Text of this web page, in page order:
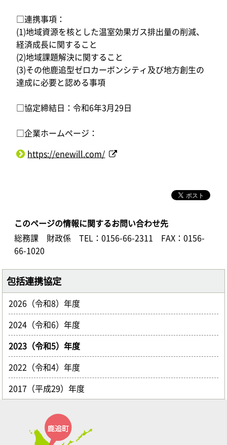
□連携事項：
(1)地域資源を核とした温室効果ガス排出量の削減、
経済成長に関すること
(2)地域課題解決に関すること
(3)その他鹿追型ゼロカーボンシティ及び地方創生の
達成に必要と認める事項
□協定締結日：令和6年3月29日
□企業ホームページ：
https://enewill.com/
このページの情報に関するお問い合わせ先
総務課 財政係
TEL：0156-66-2311
FAX：0156-
66-1020
包括連携協定
2026（令和8）年度
2024（令和6）年度
2023（令和5）年度
2022（令和4）年度
2017（平成29）年度